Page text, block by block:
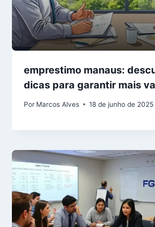
emprestimo manaus:
dicas para garantir mais
Por Marcos Alves 18 de junho de 2025